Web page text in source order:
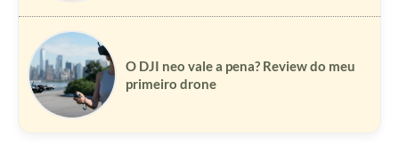
O DJI neo vale a pena? Review do meu
primeiro drone